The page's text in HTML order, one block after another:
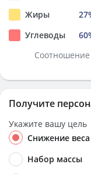
Жиры
27
Углеводы
60
Соотношение
Получите
Укажите вашу цель
Снижение веса
Набор массы